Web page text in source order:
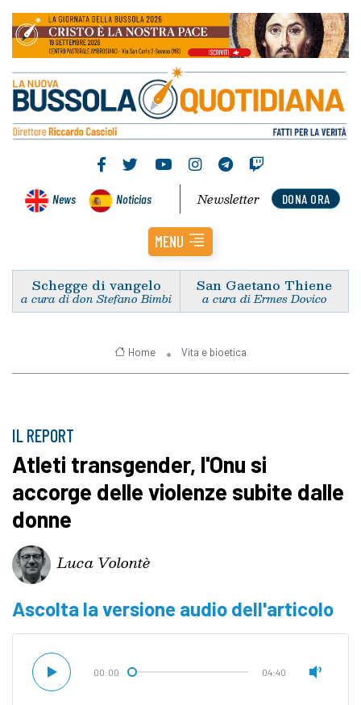
News Noticias DONA ORA
Newsletter
MENU
Schegge di vangelo
a cura di don Stefano Bimbi
San Gaetano Thiene
a cura di Ermes Dovico
Home Vita e bioetica
IL REPORT
Atleti transgender, l'Onu si
accorge delle violenze subite dalle
donne
Luca Volontè
Ascolta la versione audio dell'articolo
00:00 04:40